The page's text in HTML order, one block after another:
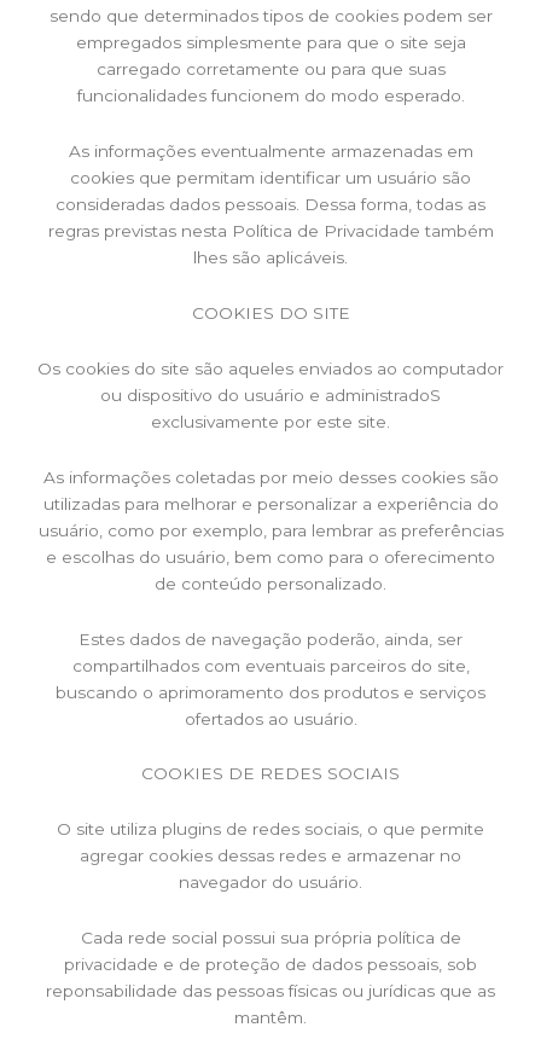
sendo que determinados tipos de cookies podem ser
empregados simplesmente para que o site seja
carregado corretamente ou para que suas
funcionalidades funcionem do modo esperado.
As informações eventualmente armazenadas em
cookies que permitam identificar um usuário são
consideradas dados pessoais. Dessa forma, todas as
regras previstas nesta Política de Privacidade também
lhes são aplicáveis.
COOKIES DO SITE
Os cookies do site são aqueles enviados ao computador
ou dispositivo do usuário e administradoS
exclusivamente por este site.
As informações coletadas por meio desses cookies são
utilizadas para melhorar e personalizar a experiência do
usuário, como por exemplo, para lembrar as preferências
e escolhas do usuário, bem como para o oferecimento
de conteúdo personalizado.
Estes dados de navegação poderão, ainda, ser
compartilhados com eventuais parceiros do site,
buscando o aprimoramento dos produtos e serviços
ofertados ao usuário.
COOKIES DE REDES SOCIAIS
O site utiliza plugins de redes sociais, o que permite
agregar cookies dessas redes e armazenar no
navegador do usuário.
Cada rede social possui sua própria política de
privacidade e de proteção de dados pessoais, sob
reponsabilidade das pessoas físicas ou jurídicas que as
mantêm.